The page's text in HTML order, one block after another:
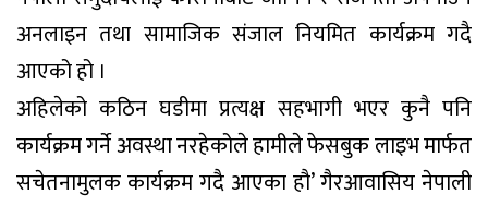
अनलाइन तथा सामाजिक संजाल नियमित कार्यक्रम गदै
आएको हो ।
अहिलेको कठिन घडीमा प्रत्यक्ष सहभागी भएर कुनै पनि
कार्यक्रम गर्ने अवस्था नरहेकोले हामीले फेसबुक लाइभ मार्फत
सचेतनामुलक कार्यक्रम गदै आएका हौ’ गैरआवासिय नेपाली